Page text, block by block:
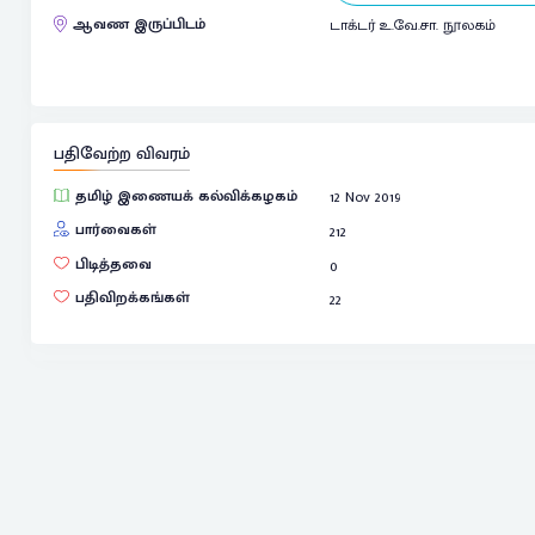
ஆவண இருப்பிடம் டாக்டர் உ.வே.சா. நூலகம்
பதிவேற்ற விவரம்
தமிழ் இணையக் கல்விக்கழகம்
12 Nov 2019
பார்வைகள்
212
பிடித்தவை
0
பதிவிறக்கங்கள்
22